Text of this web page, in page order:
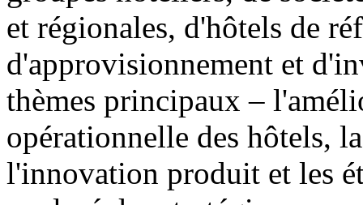
et régionales, d'hôtels de
d'approvisionnement et
thèmes principaux –
opérationnelle des hôtels,
l'innovation produit et les